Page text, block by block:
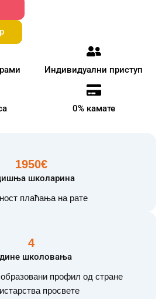
Индивидуални приступ
0% камате
1950€
школарина
плаћања на рате
4
школовања
профил од стране
просвете